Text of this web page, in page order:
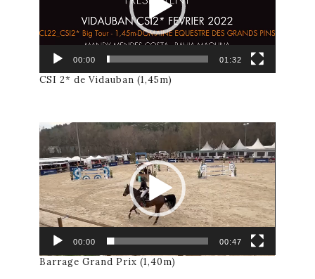
00:00 01:32
CSI 2* de Vidauban (1,45m)
Lecteur
vidéo
00:00 00:47
Barrage Grand Prix (1,40m)